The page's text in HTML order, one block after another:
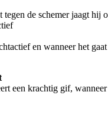
tegen de schemer jaagt hij
en wanneer het
een krachtig gif,